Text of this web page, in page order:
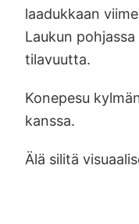
laadukkaan
Laukun
tilavuutta.
Konepesu
kanssa.
Älä silitä